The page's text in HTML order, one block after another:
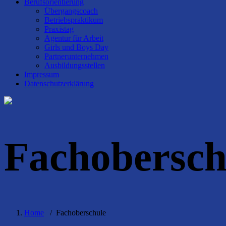
Berufsorientierung
Übergangscoach
Betriebspraktikum
Praxistag
Agentur für Arbeit
Girls und Boys Day
Partnerunternehmen
Ausbildungsstellen
Impressum
Datenschutzerklärung
Home / Fachoberschule